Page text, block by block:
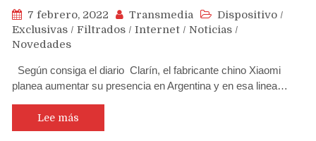
7 febrero, 2022 Transmedia Dispositivo /
Exclusivas / Filtrados / Internet / Noticias /
Novedades
Según consiga el diario Clarín, el fabricante chino Xiaomi
planea aumentar su presencia en Argentina y en esa linea…
Lee más